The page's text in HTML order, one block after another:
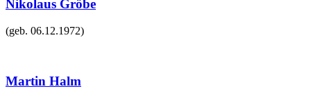
Nikolaus Gröbe
(geb. 06.12.1972)
Martin Halm